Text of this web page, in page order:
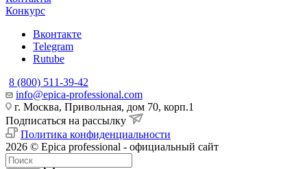
Конкурс
Вконтакте
Telegram
Rutube
8 (800) 511-39-42
info@epica-professional.com
г. Москва, Привольная, дом 70, корп.1
Подписаться на рассылку
Политика конфиденциальности
2026 © Epica professional - официальный сайт